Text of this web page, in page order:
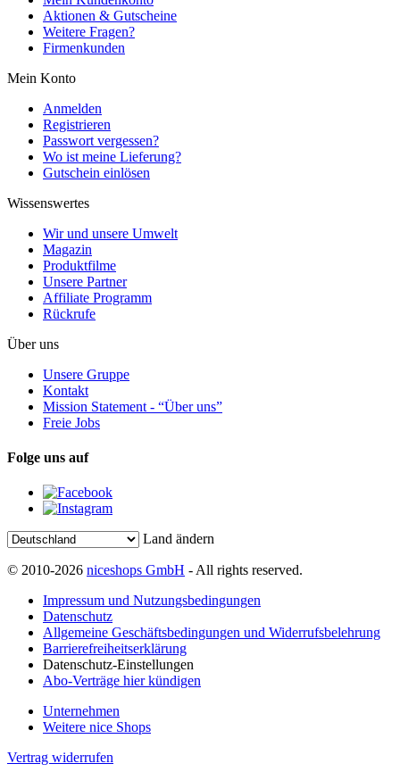
Aktionen & Gutscheine
Weitere Fragen?
Firmenkunden
Mein Konto
Anmelden
Registrieren
Passwort vergessen?
Wo ist meine Lieferung?
Gutschein einlösen
Wissenswertes
Wir und unsere Umwelt
Magazin
Produktfilme
Unsere Partner
Affiliate Programm
Rückrufe
Über uns
Unsere Gruppe
Kontakt
Mission Statement - “Über uns”
Freie Jobs
Folge uns auf
Land ändern
© 2010-2026 niceshops GmbH - All rights reserved.
Impressum und Nutzungsbedingungen
Datenschutz
Allgemeine Geschäftsbedingungen und Widerrufsbelehrung
Barrierefreiheitserklärung
Datenschutz-Einstellungen
Abo-Verträge hier kündigen
Unternehmen
Weitere nice Shops
Vertrag widerrufen